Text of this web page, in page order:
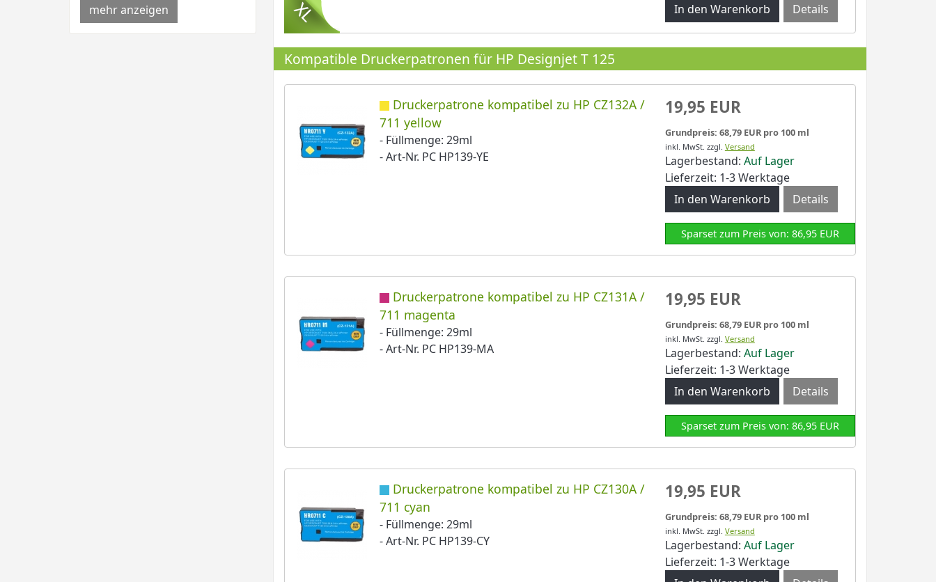
mehr anzeigen
Details
Kompatible Druckerpatronen für HP Designjet T 125
Druckerpatrone kompatibel zu HP CZ132A /
711 yellow
- Füllmenge: 29ml
- Art-Nr. PC HP139-YE
19,95 EUR
Grundpreis: 68,79 EUR pro 100 ml
inkl. MwSt. zzgl. Versand
Lagerbestand: Auf Lager
Lieferzeit: 1-3 Werktage
Details
Sparset zum Preis von: 86,95 EUR
Druckerpatrone kompatibel zu HP CZ131A /
711 magenta
- Füllmenge: 29ml
- Art-Nr. PC HP139-MA
19,95 EUR
Grundpreis: 68,79 EUR pro 100 ml
inkl. MwSt. zzgl. Versand
Lagerbestand: Auf Lager
Lieferzeit: 1-3 Werktage
Details
Sparset zum Preis von: 86,95 EUR
Druckerpatrone kompatibel zu HP CZ130A /
711 cyan
- Füllmenge: 29ml
- Art-Nr. PC HP139-CY
19,95 EUR
Grundpreis: 68,79 EUR pro 100 ml
inkl. MwSt. zzgl. Versand
Lagerbestand: Auf Lager
Lieferzeit: 1-3 Werktage